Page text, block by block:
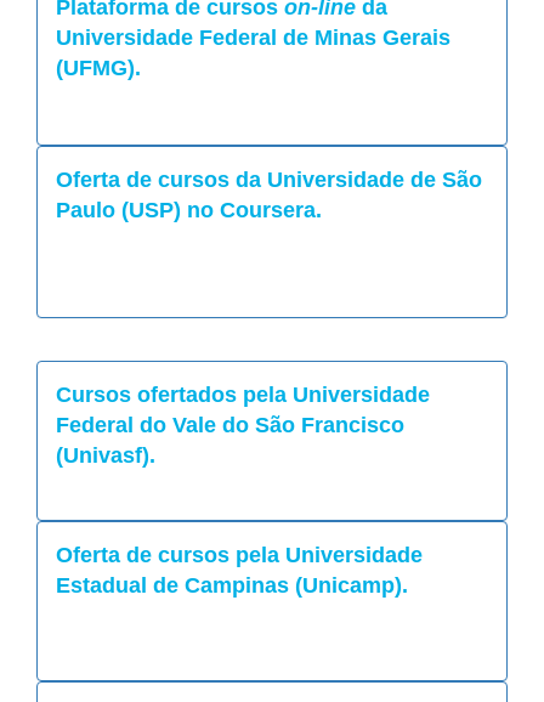
Plataforma de cursos on-line da
Universidade Federal de Minas Gerais
(UFMG).
Oferta de cursos da Universidade de São
Paulo (USP) no Coursera.
Cursos ofertados pela Universidade
Federal do Vale do São Francisco
(Univasf).
Oferta de cursos pela Universidade
Estadual de Campinas (Unicamp).